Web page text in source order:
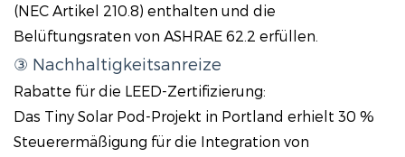
(NEC Artikel 210.8) enthalten und die
Belüftungsraten von ASHRAE 62.2 erfüllen.
③ Nachhaltigkeitsanreize
Rabatte für die LEED-Zertifizierung:
Das Tiny Solar Pod-Projekt in Portland erhielt 30 %
Steuerermäßigung für die Integration von